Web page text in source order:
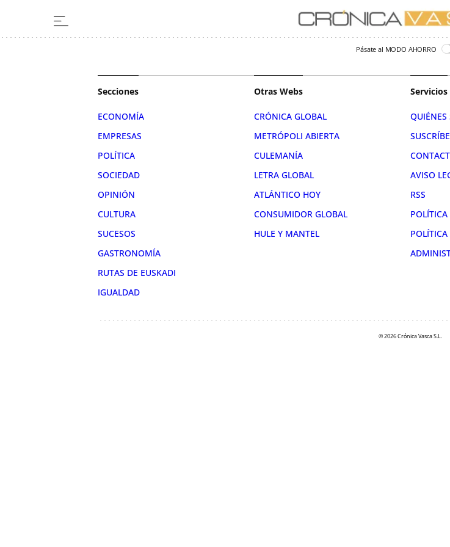
Pásate al MODO AHORRO
Secciones
ECONOMÍA
EMPRESAS
POLÍTICA
SOCIEDAD
OPINIÓN
CULTURA
SUCESOS
GASTRONOMÍA
RUTAS DE EUSKADI
IGUALDAD
Otras Webs
CRÓNICA GLOBAL
METRÓPOLI ABIERTA
CULEMANÍA
LETRA GLOBAL
ATLÁNTICO HOY
CONSUMIDOR GLOBAL
HULE Y MANTEL
Servicios
QUIÉNES
AVISO
RSS
© 2026 Crónica Vasca S.L.